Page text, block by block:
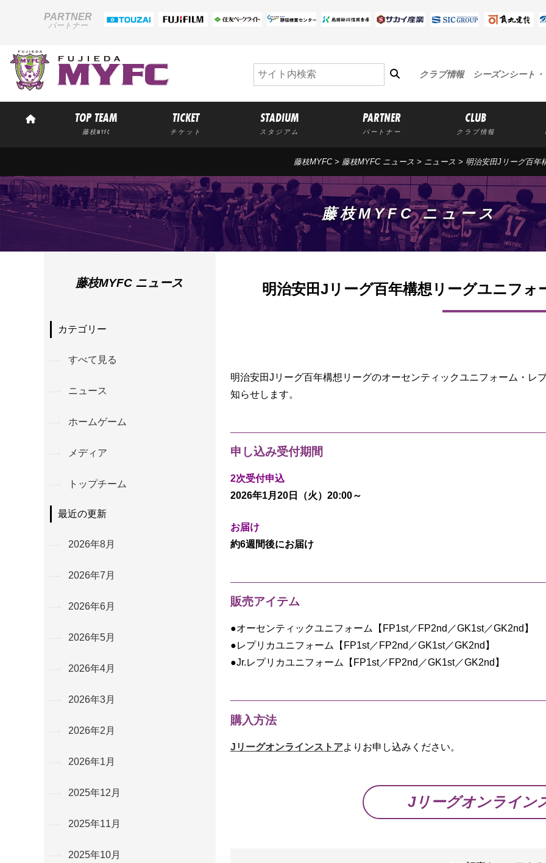
PARTNER
パートナー
クラブ情報 シーズンシート
TOP TEAM
藤枝MYFC
TICKET
チケット
STADIUM
スタジアム
PARTNER
パートナー
CLUB
クラブ情報
藤枝MYFC> 藤枝MYFC ニュース > ニュース > 明治安田Jリーグ百年
藤枝MYFC ニュース
明治安田Jリーグ百年構想リーグユニフォ
明治安田Jリーグ百年構想リーグのオーセンティックユニフォーム・レ
知らせします。
申し込み受付期間
2次受付申込
2026年1月20日（火）20:00～
お届け
約6週間後にお届け
販売アイテム
●オーセンティックユニフォーム【FP1st／FP2nd／GK1st／GK2nd】
●レプリカユニフォーム【FP1st／FP2nd／GK1st／GK2nd】
●Jr.レプリカユニフォーム【FP1st／FP2nd／GK1st／GK2nd】
購入方法
J リーグオンラインストアよりお申し込みください。
Jリーグオンライン
藤枝MYFC ニュース
カテゴリー
すべて見る
ニュース
ホームゲーム
メディア
トップチーム
最近の更新
2026年8月
2026年7月
2026年6月
2026年5月
2026年4月
2026年3月
2026年2月
2026年1月
2025年12月
2025年11月
2025年10月